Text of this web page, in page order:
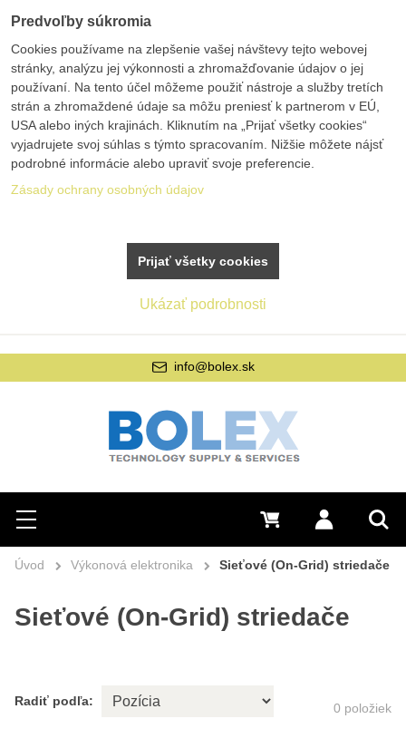
Hľadať
Menu Prihlásiť sa
0 €
info@bolex.sk
Úvod Výkonová elektronika Sieťové (On-Grid) striedače
Sieťové (On-Grid) striedače
Radiť podľa: 0 položiek
Predvoľby súkromia
Cookies používame na zlepšenie vašej návštevy tejto webovej
stránky, analýzu jej výkonnosti a zhromažďovanie údajov o jej
používaní. Na tento účel môžeme použiť nástroje a služby tretích
strán a zhromaždené údaje sa môžu preniesť k partnerom v EÚ,
USA alebo iných krajinách. Kliknutím na „Prijať všetky cookies“
vyjadrujete svoj súhlas s týmto spracovaním. Nižšie môžete nájsť
podrobné informácie alebo upraviť svoje preferencie.
Zásady ochrany osobných údajov
Ukázať podrobnosti
Prijať všetky cookies